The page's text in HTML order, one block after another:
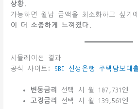
상황 .
가능하면 월납 금액을 최소화하고 싶기
이 더 소중하게 느껴졌다 .
시뮬레이션 결과
공식 사이트: SBI 신생은행 주택담보대
변동금리
선택 시 월 107,731엔
고정금리
선택 시 월 139,561엔